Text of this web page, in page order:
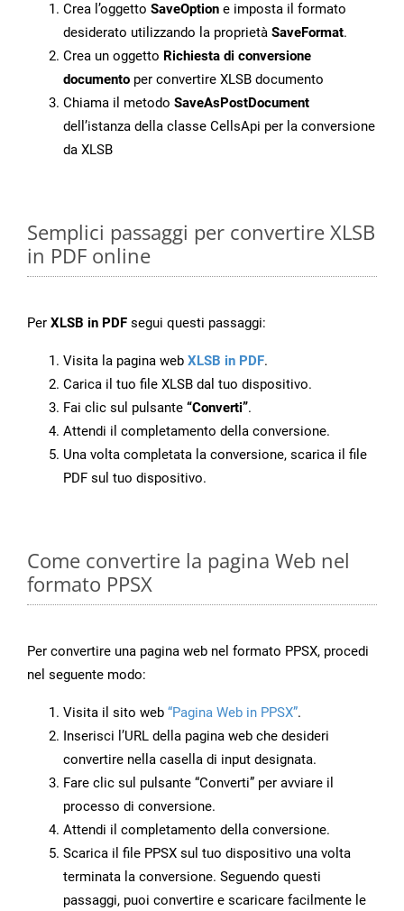
Crea l’oggetto SaveOption e imposta il formato
desiderato utilizzando la proprietà SaveFormat.
Crea un oggetto Richiesta di conversione
documento per convertire XLSB documento
Chiama il metodo SaveAsPostDocument
dell’istanza della classe CellsApi per la conversione
da XLSB
Semplici passaggi per convertire XLSB
in PDF online
Per XLSB in PDF segui questi passaggi:
Visita la pagina web XLSB in PDF.
Carica il tuo file XLSB dal tuo dispositivo.
Fai clic sul pulsante “Converti”.
Attendi il completamento della conversione.
Una volta completata la conversione, scarica il file
PDF sul tuo dispositivo.
Come convertire la pagina Web nel
formato PPSX
Per convertire una pagina web nel formato PPSX, procedi
nel seguente modo:
Visita il sito web “Pagina Web in PPSX”.
Inserisci l’URL della pagina web che desideri
convertire nella casella di input designata.
Fare clic sul pulsante “Converti” per avviare il
processo di conversione.
Attendi il completamento della conversione.
Scarica il file PPSX sul tuo dispositivo una volta
terminata la conversione. Seguendo questi
passaggi, puoi convertire e scaricare facilmente le